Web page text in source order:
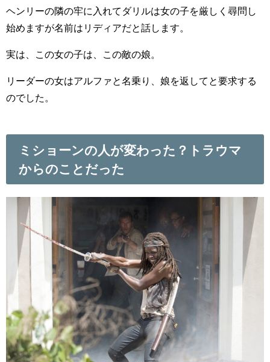
ヘンリーの隣の牢に入れてダリルは女の子を厳しく尋問し
始めますが名前はリディアだと話します。
実は、この女の子は、この敵の娘。
リーダーの女はアルファと名乗り、娘を返してと要求する
のでした。
ミショーンの人が変わった？トラウマ
からのことだった